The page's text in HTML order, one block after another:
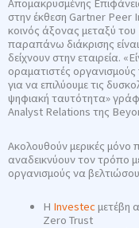
Απομακρυσμένης
στην έκθεση Gartner Peer
κοινός άξονας μεταξύ
παραπάνω διάκρισης
δείχνουν στην εταιρεία.
οραματιστές
για να επιλύουμε τις
ψηφιακή ταυτότητα»
Analyst Relations της
Ακολουθούν μερικές
αναδεικνύουν τον τρόπο
οργανισμούς να
Η Investec μετέβη
Zero Trust